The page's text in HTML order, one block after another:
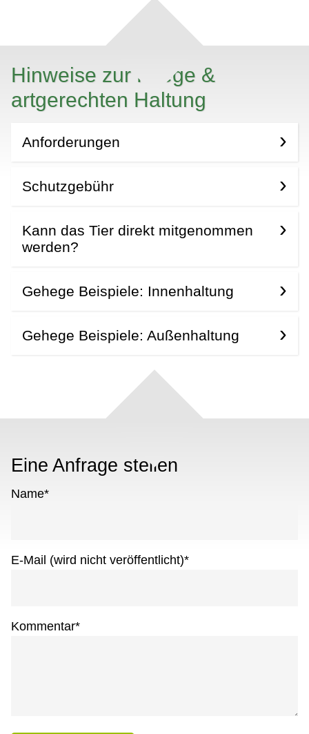
Hinweise zur Pflege &
artgerechten Haltung
Anforderungen
Schutzgebühr
Kann das Tier direkt mitgenommen
werden?
Gehege Beispiele: Innenhaltung
Gehege Beispiele: Außenhaltung
Eine Anfrage stellen
Name*
E-Mail (wird nicht veröffentlicht)*
Kommentar*